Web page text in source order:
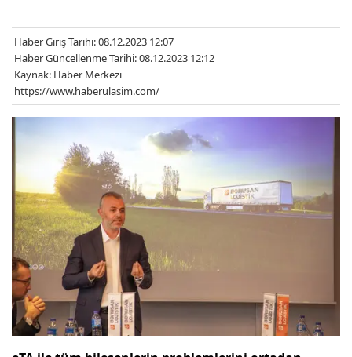
Haber Giriş Tarihi: 08.12.2023 12:07
Haber Güncellenme Tarihi: 08.12.2023 12:12
Kaynak: Haber Merkezi
https://www.haberulasim.com/